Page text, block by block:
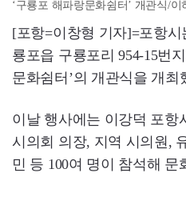
‘구룡포 해파랑문화쉼터’ 개관식/이
[포항=이창형 기자]=포항
룡포읍 구룡포리 954-15번
문화쉼터’의 개관식을 개최
이날 행사에는 이강덕 포항
시의회 의장, 지역 시의원,
민 등 100여 명이 참석해